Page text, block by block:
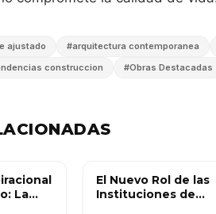
ajustado #arquitectura contemporanea
construccion #Obras Destacadas
La
INFORMES ESPECIALES
El Nuevo Rol de las
Instituciones de